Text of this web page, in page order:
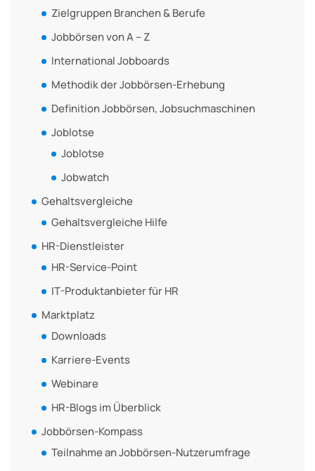
Zielgruppen Branchen & Berufe
Jobbörsen von A – Z
International Jobboards
Methodik der Jobbörsen-Erhebung
Definition Jobbörsen, Jobsuchmaschinen
Joblotse
Joblotse
Jobwatch
Gehaltsvergleiche
Gehaltsvergleiche Hilfe
HR-Dienstleister
HR-Service-Point
IT-Produktanbieter für HR
Marktplatz
Downloads
Karriere-Events
Webinare
HR-Blogs im Überblick
Jobbörsen-Kompass
Teilnahme an Jobbörsen-Nutzerumfrage